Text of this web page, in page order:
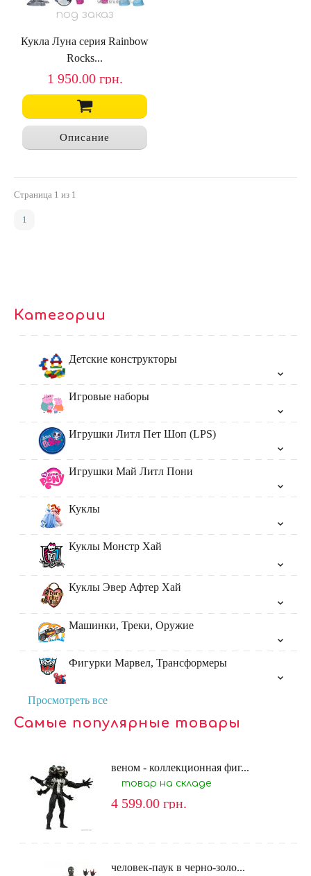
под заказ
Кукла Луна серия Rainbow
Rocks...
1 950.00 грн.
Описание
Страница 1 из 1
1
Категории
Детские конструкторы
Игровые наборы
Игрушки Литл Пет Шоп (LPS)
Игрушки Май Литл Пони
Куклы
Куклы Монстр Хай
Куклы Эвер Афтер Хай
Машинки, Треки, Оружие
Фигурки Марвел, Трансформеры
Просмотреть все
Самые популярные товары
веном - коллекционная фиг...
товар на складе
4 599.00 грн.
человек-паук в черно-золо...